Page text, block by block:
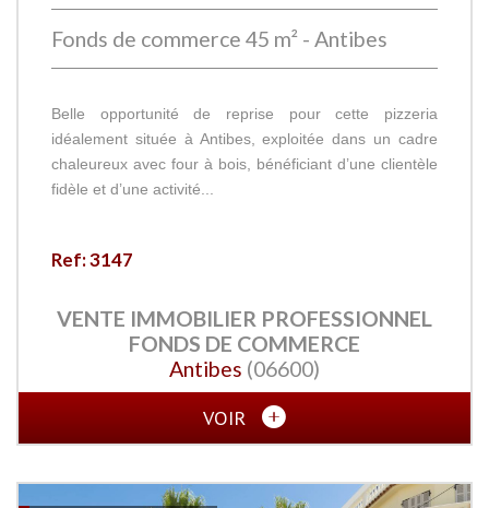
Fonds de commerce 45 m² - Antibes
Belle opportunité de reprise pour cette pizzeria
idéalement située à Antibes, exploitée dans un cadre
chaleureux avec four à bois, bénéficiant d’une clientèle
fidèle et d’une activité...
Ref: 3147
VENTE IMMOBILIER PROFESSIONNEL
FONDS DE COMMERCE
Antibes (06600)
VOIR